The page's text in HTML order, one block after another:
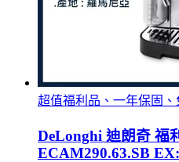
超值福利品、一年保固
DeLonghi 迪朗奇 福
ECAM290.63.SB